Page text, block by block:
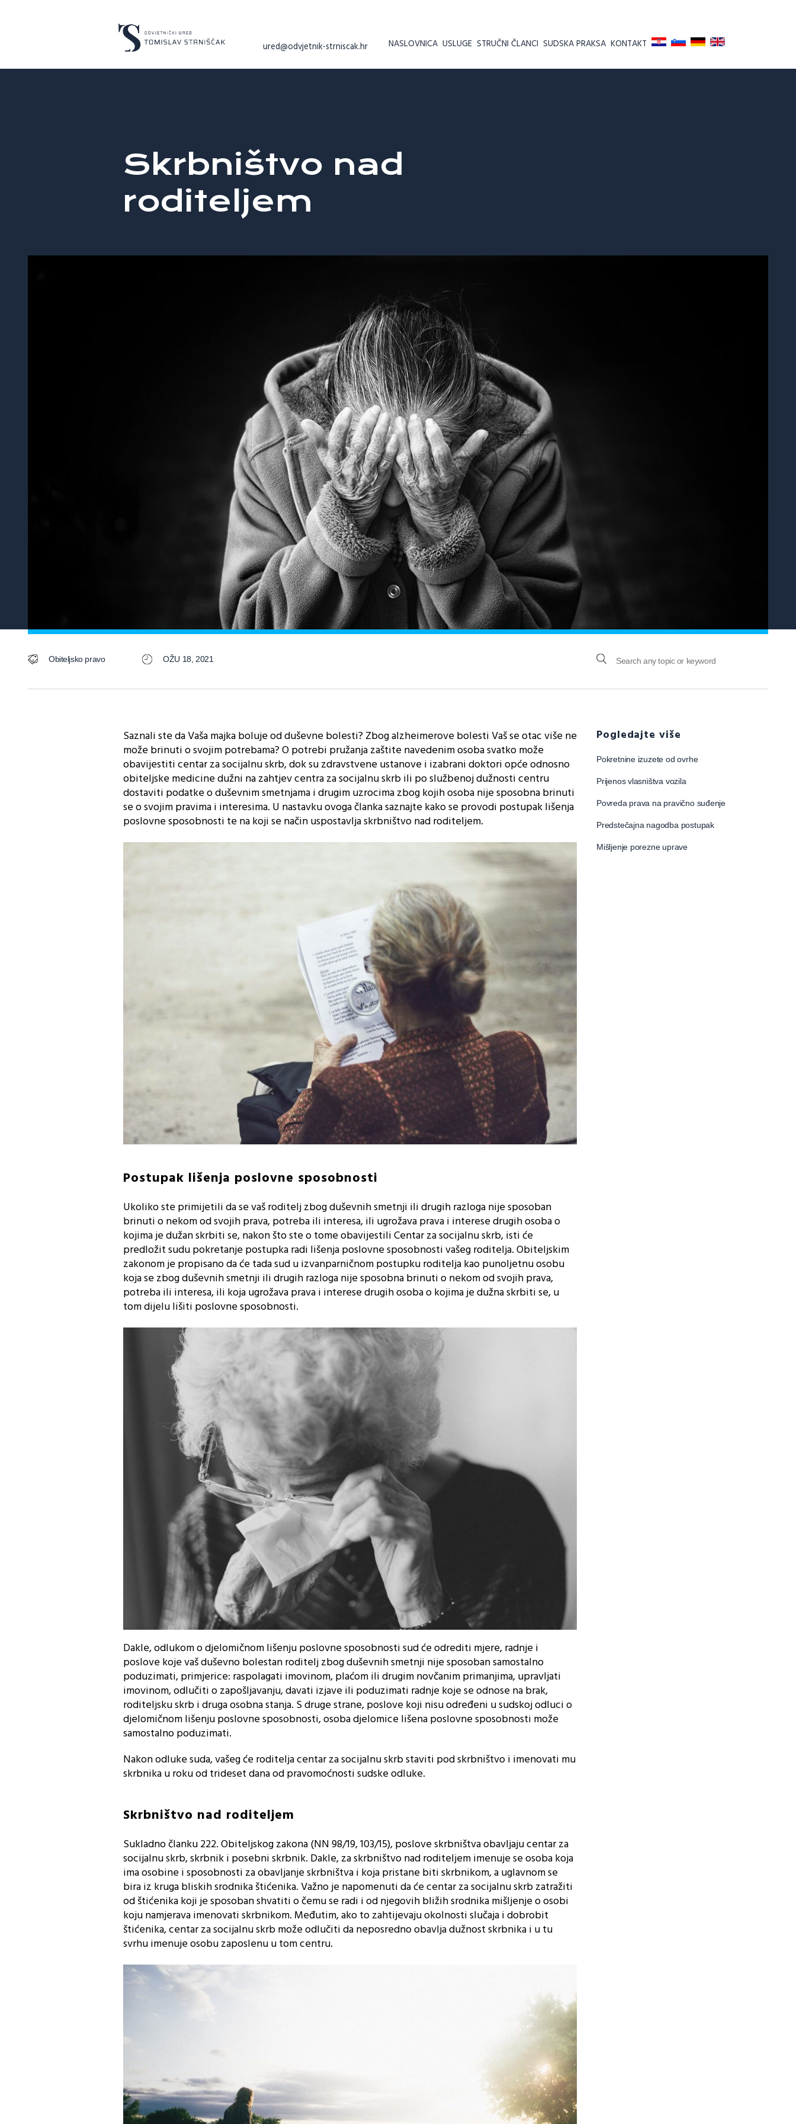
NASLOVNICA USLUGE STRUČNI ČLANCI SUDSKA PRAKSA KONTAKT
ured@odvjetnik-strniscak.hr
Skrbništvo nad
roditeljem
Obiteljsko pravo OŽU 18, 2021
Saznali ste da Vaša majka boluje od duševne bolesti? Zbog alzheimerove bolesti Vaš se otac više ne
može brinuti o svojim potrebama? O potrebi pružanja zaštite navedenim osoba svatko može
obavijestiti centar za socijalnu skrb, dok su zdravstvene ustanove i izabrani doktori opće odnosno
obiteljske medicine dužni na zahtjev centra za socijalnu skrb ili po službenoj dužnosti centru
dostaviti podatke o duševnim smetnjama i drugim uzrocima zbog kojih osoba nije sposobna brinuti
se o svojim pravima i interesima. U nastavku ovoga članka saznajte kako se provodi postupak lišenja
poslovne sposobnosti te na koji se način uspostavlja skrbništvo nad roditeljem.
Postupak lišenja poslovne sposobnosti
Ukoliko ste primijetili da se vaš roditelj zbog duševnih smetnji ili drugih razloga nije sposoban
brinuti o nekom od svojih prava, potreba ili interesa, ili ugrožava prava i interese drugih osoba o
kojima je dužan skrbiti se, nakon što ste o tome obavijestili Centar za socijalnu skrb, isti će
predložit sudu pokretanje postupka radi lišenja poslovne sposobnosti vašeg roditelja. Obiteljskim
zakonom je propisano da će tada sud u izvanparničnom postupku roditelja kao punoljetnu osobu
koja se zbog duševnih smetnji ili drugih razloga nije sposobna brinuti o nekom od svojih prava,
potreba ili interesa, ili koja ugrožava prava i interese drugih osoba o kojima je dužna skrbiti se, u
tom dijelu lišiti poslovne sposobnosti.
Dakle, odlukom o djelomičnom lišenju poslovne sposobnosti sud će odrediti mjere, radnje i
poslove koje vaš duševno bolestan roditelj zbog duševnih smetnji nije sposoban samostalno
poduzimati, primjerice: raspolagati imovinom, plaćom ili drugim novčanim primanjima, upravljati
imovinom, odlučiti o zapošljavanju, davati izjave ili poduzimati radnje koje se odnose na brak,
roditeljsku skrb i druga osobna stanja. S druge strane, poslove koji nisu određeni u sudskoj odluci o
djelomičnom lišenju poslovne sposobnosti, osoba djelomice lišena poslovne sposobnosti može
samostalno poduzimati.
Nakon odluke suda, vašeg će roditelja centar za socijalnu skrb staviti pod skrbništvo i imenovati mu
skrbnika u roku od trideset dana od pravomoćnosti sudske odluke.
Skrbništvo nad roditeljem
Sukladno članku 222. Obiteljskog zakona (NN 98/19, 103/15), poslove skrbništva obavljaju centar za
socijalnu skrb, skrbnik i posebni skrbnik. Dakle, za skrbništvo nad roditeljem imenuje se osoba koja
ima osobine i sposobnosti za obavljanje skrbništva i koja pristane biti skrbnikom, a uglavnom se
bira iz kruga bliskih srodnika štićenika. Važno je napomenuti da će centar za socijalnu skrb zatražiti
od štićenika koji je sposoban shvatiti o čemu se radi i od njegovih bližih srodnika mišljenje o osobi
koju namjerava imenovati skrbnikom. Međutim, ako to zahtijevaju okolnosti slučaja i dobrobit
štićenika, centar za socijalnu skrb može odlučiti da neposredno obavlja dužnost skrbnika i u tu
svrhu imenuje osobu zaposlenu u tom centru.
Pogledajte više
Pokretnine izuzete od ovrhe
Prijenos vlasništva vozila
Povreda prava na pravično suđenje
Predstečajna nagodba postupak
Mišljenje porezne uprave